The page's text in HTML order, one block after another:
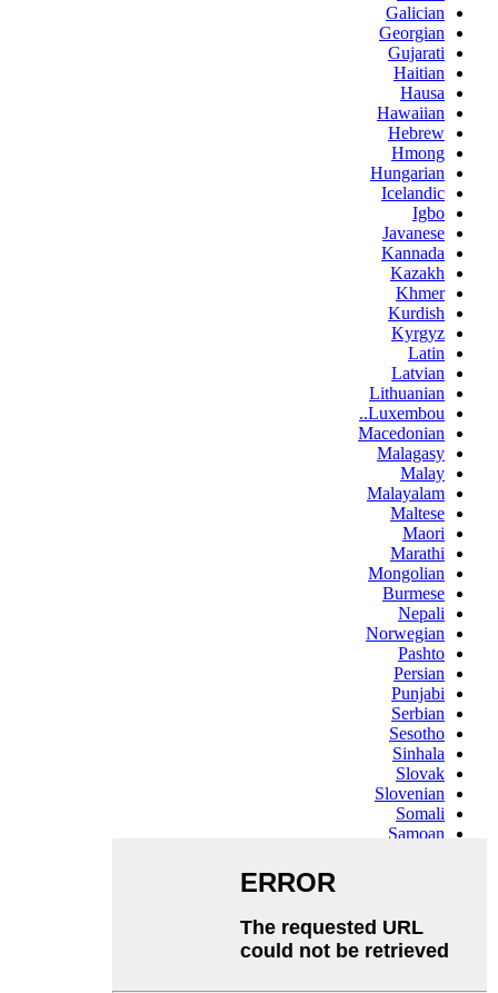
Galician
Georgian
Gujarati
Haitian
Hausa
Hawaiian
Hebrew
Hmong
Hungarian
Icelandic
Igbo
Javanese
Kannada
Kazakh
Khmer
Kurdish
Kyrgyz
Latin
Latvian
Lithuanian
Luxembou..
Macedonian
Malagasy
Malay
Malayalam
Maltese
Maori
Marathi
Mongolian
Burmese
Nepali
Norwegian
Pashto
Persian
Punjabi
Serbian
Sesotho
Sinhala
Slovak
Slovenian
Somali
Samoan
Swahili
Tajik